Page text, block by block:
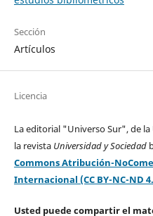
Sección
Artículos
Licencia
La editorial "Universo Sur", de
la revista Universidad y Sociedad
Commons Atribución-
Internacional (CC BY-NC-ND
Usted puede compartir el